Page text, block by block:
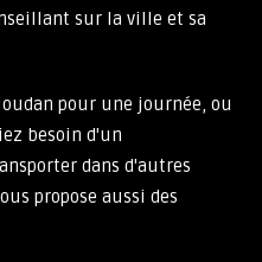
sur la ville et sa
pour une journée, ou
besoin d'un
dans d'autres
propose aussi des